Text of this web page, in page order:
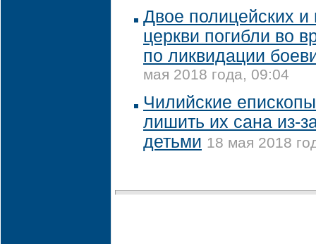
Двое полицейских
церкви погибли во
по ликвидации
мая 2018 года, 09:04
Чилийские
лишить их сана из-
детьми 18 мая 2018